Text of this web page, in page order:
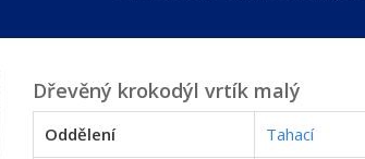
Dřevěný krokodýl vrtík malý
Oddělení Tahací